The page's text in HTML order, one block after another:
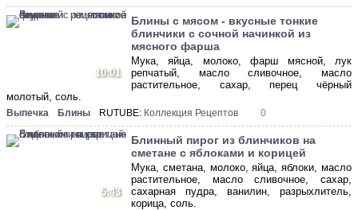
10:01
Блины с мясом - вкусные тонкие
блинчики с сочной начинкой из
мясного фарша
Мука, яйца, молоко, фарш мясной, лук
репчатый, масло сливочное, масло
растительное, сахар, перец чёрный
молотый, соль.
Выпечка Блины RUTUBE: Коллекция Рецептов 0
5:43
Блинный пирог из блинчиков на
сметане с яблоками и корицей
Мука, сметана, молоко, яйца, яблоки, масло
растительное, масло сливочное, сахар,
сахарная пудра, ванилин, разрыхлитель,
корица, соль.